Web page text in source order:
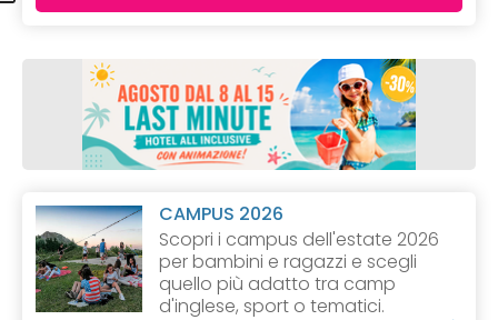
CAMPUS 2026
Scopri i campus dell'estate 2026
per bambini e ragazzi e scegli
quello più adatto tra camp
d'inglese, sport o tematici.